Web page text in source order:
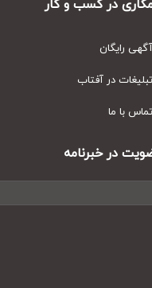
در کسب و کار
رایگان
در آفتاب
با ما
در خبرنامه